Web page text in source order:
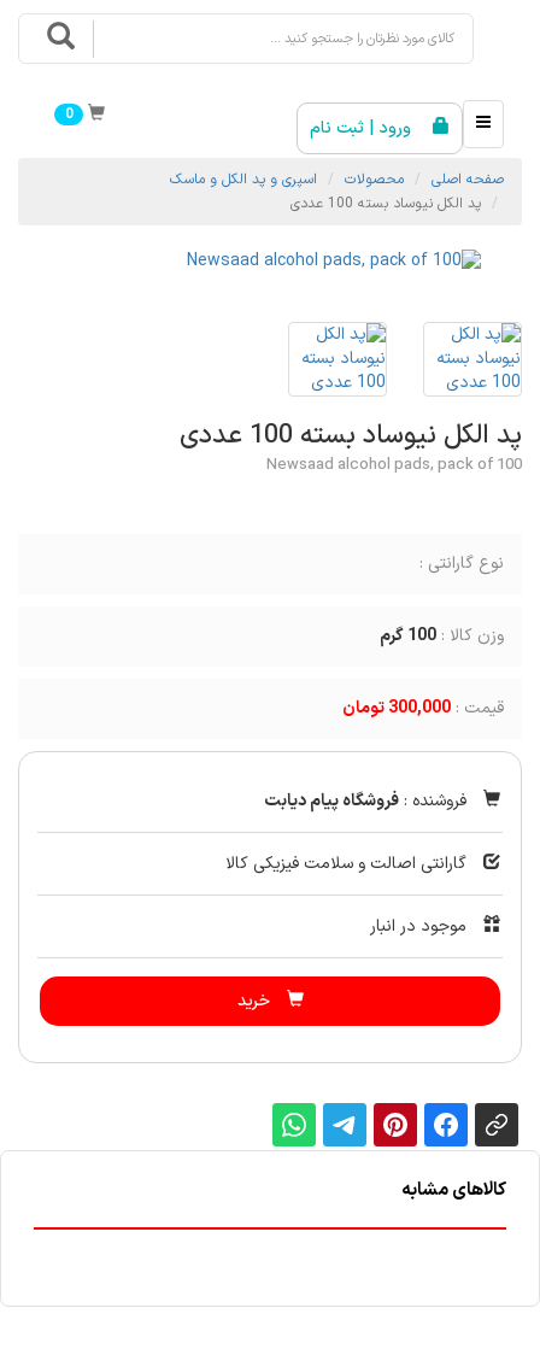
0
ورود | ثبت نام
صفحه اصلی محصولات
اسپری و پد الکل و ماسک
پد الکل نیوساد بسته 100 عددی
پد الکل نیوساد بسته 100 عددی
Newsaad alcohol pads, pack of 100
نوع گارانتی :
وزن کالا : 100گرم
قیمت : 300,000 تومان
فروشنده : فروشگاه پیام دیابت
گارانتی اصالت و سلامت فیزیکی کالا
موجود در انبار
خرید
کالاهای مشابه